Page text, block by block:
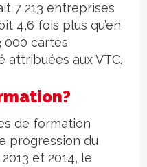
7 213 entreprises
4,6 fois plus qu’en
000 cartes
aux VTC.
de formation
progression du
et 2014, le